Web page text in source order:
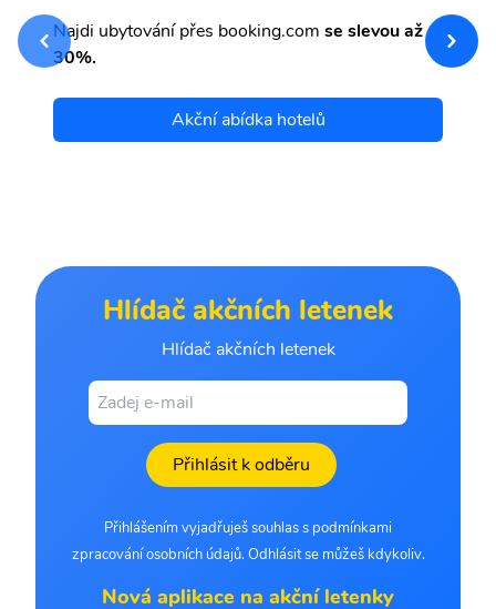
Najdi ubytování přes booking.com se slevou až
30%.
Akční abídka hotelů
Hlídač akčních letenek
Hlídač akčních letenek
Přihlásit k odběru
Přihlášením vyjadřuješ souhlas s podmínkami
zpracování osobních údajů. Odhlásit se můžeš kdykoliv.
Nová aplikace na akční letenky